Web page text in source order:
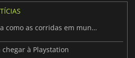
Forza Horizon 5 mostra como as corridas em mundo aberto devem ser feitas
chegar à Playstation